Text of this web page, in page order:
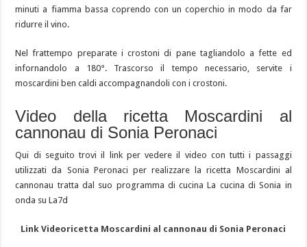
minuti a fiamma bassa coprendo con un coperchio in modo da far
ridurre il vino.
Nel frattempo preparate i crostoni di pane tagliandolo a fette ed
infornandolo a 180°. Trascorso il tempo necessario, servite i
moscardini ben caldi accompagnandoli con i crostoni.
Video della ricetta Moscardini al
cannonau di Sonia Peronaci
Qui di seguito trovi il link per vedere il video con tutti i passaggi
utilizzati da Sonia Peronaci per realizzare la ricetta Moscardini al
cannonau tratta dal suo programma di cucina La cucina di Sonia in
onda su La7d
Link Videoricetta Moscardini al cannonau di Sonia Peronaci